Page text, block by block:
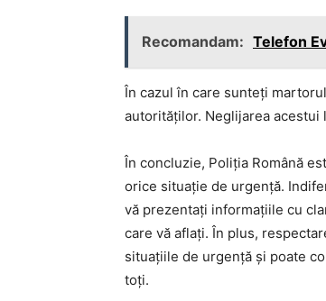
Recomandam: Telefon
În cazul în care sunteți
autorităților. Neglijarea acestui
În concluzie, Poliția Română
orice situație de urgență.
vă prezentați informațiile cu
care vă aflați. În plus,
situațiile de urgență și poate
toți.